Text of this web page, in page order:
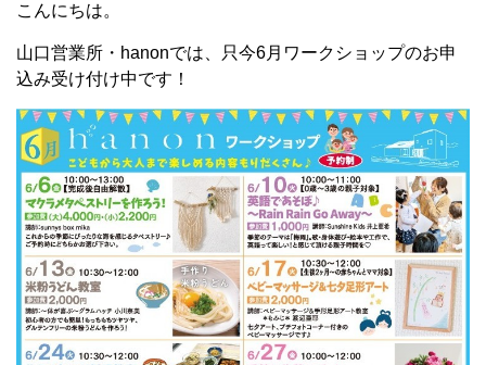
こんにちは。
山口営業所・hanonでは、只今6月ワークショップのお申
込み受け付け中です！